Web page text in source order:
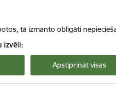
tā izmanto obligāti
izvēli:
Apstiprināt visas